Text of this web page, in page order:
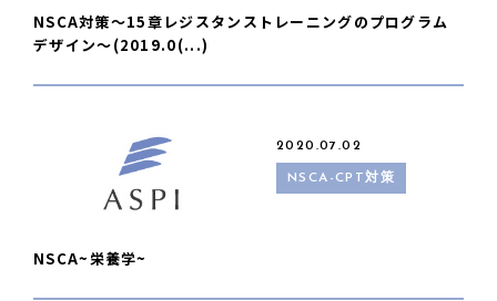
NSCA対策〜15章レジスタンストレーニングのプログラム
デザイン〜(2019.0(...)
2020.07.02
NSCA-CPT対策
NSCA~栄養学~